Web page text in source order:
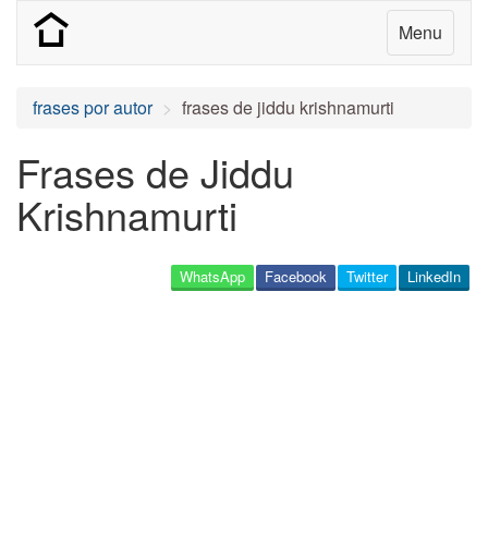
Menu
frases por autor frases de jiddu krishnamurti
Frases de Jiddu
Krishnamurti
LinkedIn
Twitter
Facebook
WhatsApp